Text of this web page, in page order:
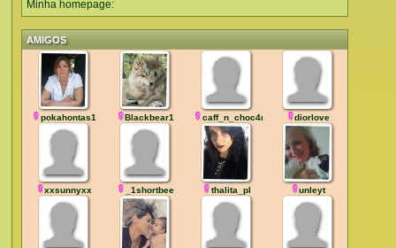
Minha homepage:
AMIGOS
pokahontas1 Blackbear1 caff_n_choc4me diorlove
xxsunnyxx _1shortbee thalita_pl unleyt